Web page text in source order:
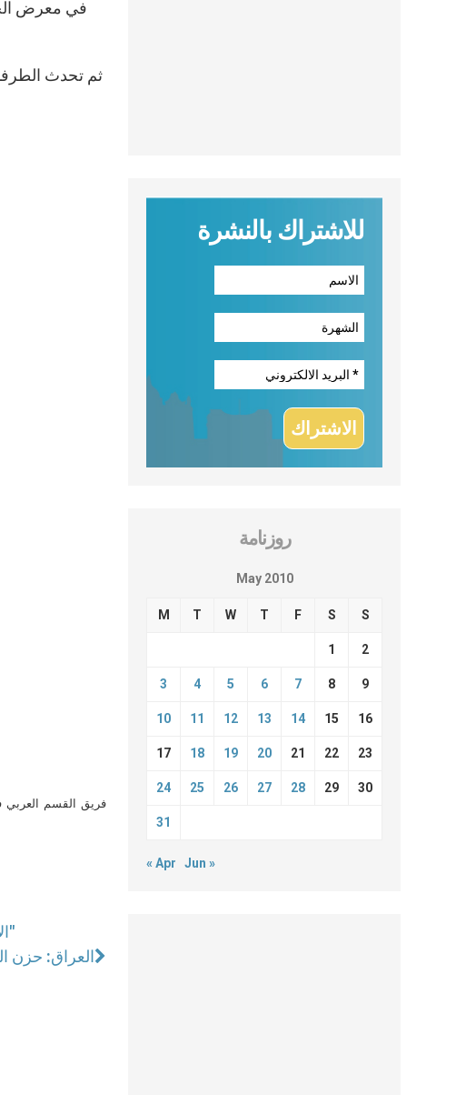
في معرض
ثم تحدث
فريق القسم العربي
الأساقفة الموارنة: "خدمة الشأن الوطني العام مسؤولية مشتركة تقتضي إلتزام الجميع بروح الميثاق الوطني"
العراق: حزن
للاشتراك بالنشرة
روزنامة
May 2010
M T W T F S S
1 2
3 4 5 6 7 8 9
10 11 12 13 14 15 16
17 18 19 20 21 22 23
24 25 26 27 28 29 30
31
« Apr Jun »